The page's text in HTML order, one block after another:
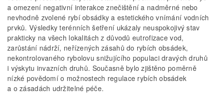
a omezení negativní interakce znečištění a nadměrné nebo
nevhodně zvolené rybí obsádky a estetického vnímání vodních
prvků. Výsledky terénních šetření ukázaly neuspokojivý stav
prakticky na všech lokalitách z důvodů eutrofizace vod,
zarůstání nádrží, neřízených zásahů do rybích obsádek,
nekontrolovaného rybolovu snižujícího populaci dravých druhů
i výskytu invazních druhů. Současně bylo zjištěno poměrně
nízké povědomí o možnostech regulace rybích obsádek
a o zásadách udržitelné péče.